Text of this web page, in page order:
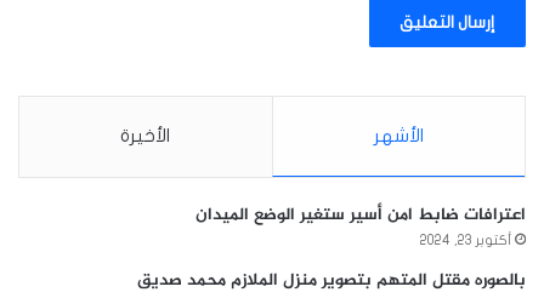
الأشهر الأخيرة
اعترافات ضابط امن أسير ستغير الوضع الميدان
أكتوبر 23, 2024
بالصوره مقتل المتهم بتصوير منزل الملازم محمد صديق